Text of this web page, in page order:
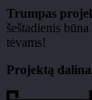
Trumpas
šeštadienis
tėvams!
Projektą